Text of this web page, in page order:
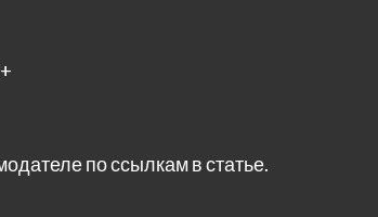
по ссылкам в статье.